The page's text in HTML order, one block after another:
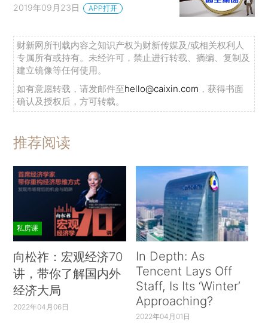
2019年09月23日 APP打开
财新网所刊载内容之知识产权为财新传媒及/或相关权利人
专属所有或持有。未经许可，禁止进行转载、摘编、复制及
建立镜像等任何使用。
如有意愿转载，请发邮件至hello@caixin.com ，获得书面
确认及授权后，方可转载。
推荐阅读
私房课
向松祚：宏观经济70
讲，带你了解国内外
经济大局
2022年04月06日
In Depth: As
Tencent Lays Off
Staff, Is Its ‘Winter’
Approaching?
2022年04月01日